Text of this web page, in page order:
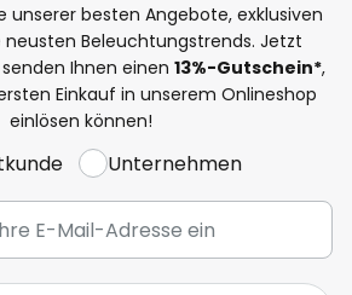
unserer besten Angebote, exklusiven
neusten Beleuchtungstrends. Jetzt
Ihnen einen 13%-Gutschein*,
Einkauf in unserem Onlineshop
einlösen können!
Unternehmen